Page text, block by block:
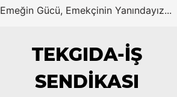
Emeğin Gücü, Emekçinin Yanındayız...
TEKGIDA-İŞ
SENDİKASI